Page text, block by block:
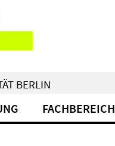
BERLIN
FACHBEREICH